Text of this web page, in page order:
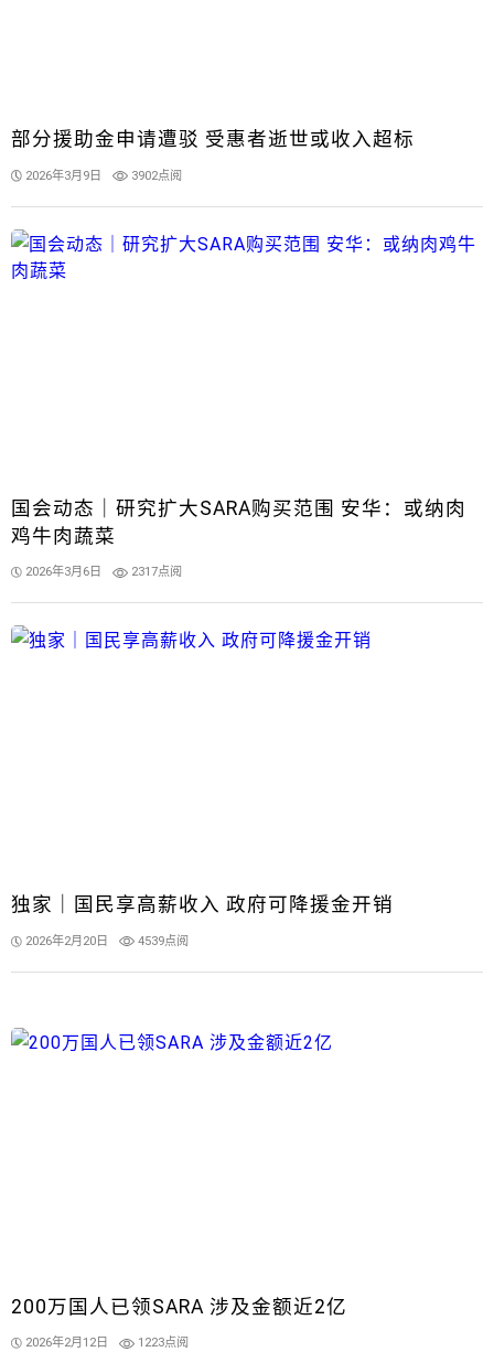
部分援助金申请遭驳 受惠者逝世或收入超标
2026年3月9日 3902点阅
国会动态｜研究扩大SARA购买范围 安华：或纳肉
鸡牛肉蔬菜
2026年3月6日 2317点阅
独家｜国民享高薪收入 政府可降援金开销
2026年2月20日 4539点阅
200万国人已领SARA 涉及金额近2亿
2026年2月12日 1223点阅